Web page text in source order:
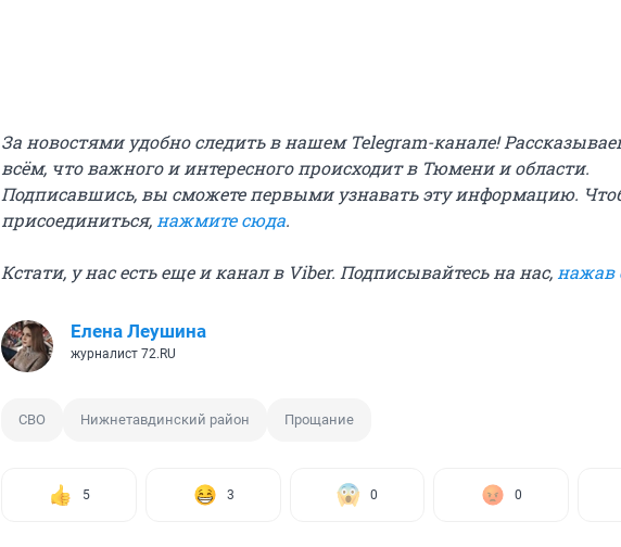
За новостями удобно следить в нашем Telegram-канале!
всём, что важного и интересного происходит в Тюмени и области.
Подписавшись, вы сможете первыми узнавать эту информацию.
присоединиться, нажмите сюда.
Кстати, у нас есть еще и канал в Viber. Подписывайтесь на нас, нажав
Елена Леушина
журналист 72.RU
СВО Нижнетавдинский район Прощание
5 3 0 0